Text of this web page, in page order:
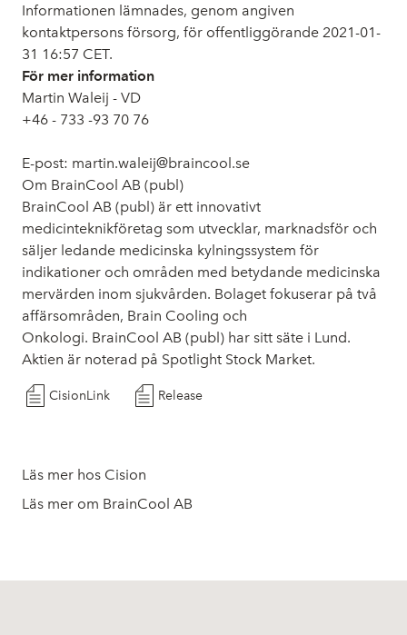
Informationen lämnades, genom angiven
kontaktpersons försorg, för offentliggörande 2021-01-
31 16:57 CET.
För mer information
Martin Waleij - VD
+46 - 733 -93 70 76
E-post: martin.waleij@braincool.se
Om BrainCool AB (publ)
BrainCool AB (publ) är ett innovativt
medicinteknikföretag som utvecklar, marknadsför och
säljer ledande medicinska kylningssystem för
indikationer och områden med betydande medicinska
mervärden inom sjukvården. Bolaget fokuserar på två
affärsområden, Brain Cooling och
Onkologi. BrainCool AB (publ) har sitt säte i Lund.
Aktien är noterad på Spotlight Stock Market.
CisionLink Release
Läs mer hos Cision
Läs mer om BrainCool AB